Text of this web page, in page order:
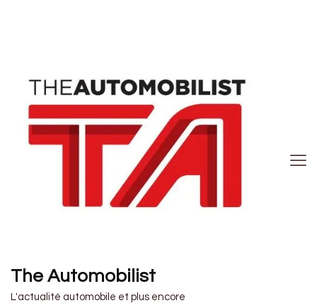
The Automobilist
L'actualité automobile et plus encore